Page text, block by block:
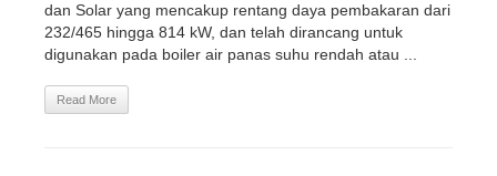
dan Solar yang mencakup rentang daya pembakaran dari
232/465 hingga 814 kW, dan telah dirancang untuk
digunakan pada boiler air panas suhu rendah atau ...
Read More